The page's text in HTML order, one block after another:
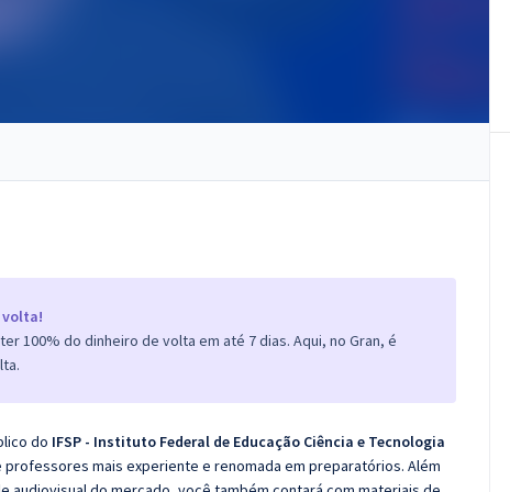
volta!
100% do dinheiro de volta em até 7 dias. Aqui, no Gran, é
do IFSP - Instituto Federal de Educação Ciência e Tecnologia
professores mais experiente e renomada em preparatórios. Além